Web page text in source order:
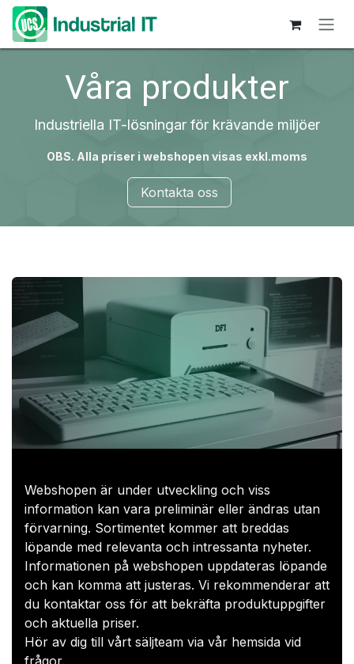
Hoppa till innehåll
Våra produkter
Industriella IT-lösningar för krävande miljöer
OBS. Alla priser i webshopen visas exkl.moms
Kontakta oss
Webshopen är under utveckling och viss
information kan vara preliminär eller ändras utan
förvarning. Sortimentet kommer att breddas
löpande med relevanta och intressanta nyheter.
Informationen på webshopen uppdateras löpande
och kan komma att justeras. Vi rekommenderar att
du kontaktar oss för att bekräfta produktuppgifter
och aktuella priser.​
Hör av dig till vårt säljteam via vår hemsida vid